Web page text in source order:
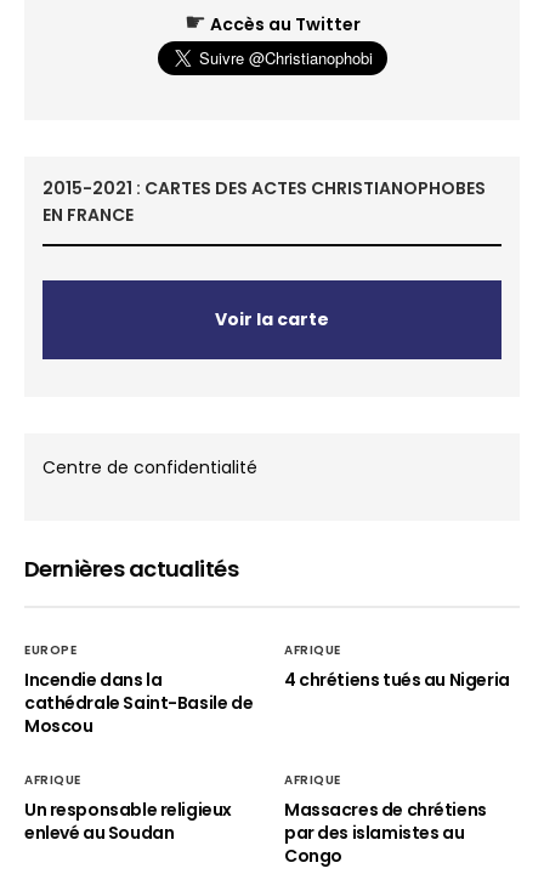
☛ Accès au Twitter
2015-2021 : CARTES DES ACTES CHRISTIANOPHOBES
EN FRANCE
Voir la carte
Centre de confidentialité
Dernières actualités
EUROPE
Incendie dans la
cathédrale Saint-Basile de
Moscou
AFRIQUE
4 chrétiens tués au Nigeria
AFRIQUE
Un responsable religieux
enlevé au Soudan
AFRIQUE
Massacres de chrétiens
par des islamistes au
Congo